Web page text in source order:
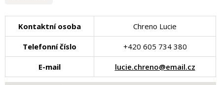
Kontaktní osoba Chreno Lucie
Telefonní číslo +420 605 734 380
E-mail lucie.chreno@email.cz